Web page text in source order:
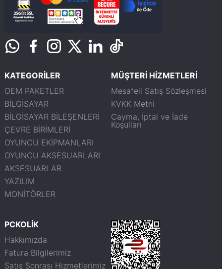
KATEGORİLER
OEM PAKETLER
BİLGİSAYAR
BİLGİSAYAR BİLEŞENLERİ
ÇEVRE BİRİMLERİ
OYUNCU EKİPMANLARI
OYUNCU AKSESUARLARI
AKSESUARLAR
YAZILIM
MONİTÖRLER
MÜŞTERİ HİZMETLERİ
Mesafeli Satış Sözleşmesi
KVKK Metni
Cayma, İptal ve İade
Koşulları
PCKOLİK
Hakkımızda
Fatura Bilgilerimiz
Satış Sonrası Hizmetlerimiz